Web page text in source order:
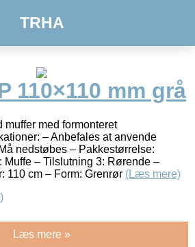
TRHA
110×110 mm grå
muffer med formonteret
– Anbefales at anvende
nedstøbes – Pakkestørrelse:
Muffe – Tilslutning 3: Rørende –
110 cm – Form: Grenrør (Læs mere)
Læs mere »